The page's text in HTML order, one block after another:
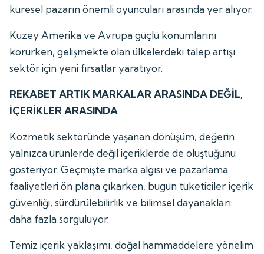
küresel pazarın önemli oyuncuları arasında yer alıyor.
Kuzey Amerika ve Avrupa güçlü konumlarını
korurken, gelişmekte olan ülkelerdeki talep artışı
sektör için yeni fırsatlar yaratıyor.
REKABET ARTIK MARKALAR ARASINDA DEĞİL,
İÇERİKLER ARASINDA
Kozmetik sektöründe yaşanan dönüşüm, değerin
yalnızca ürünlerde değil içeriklerde de oluştuğunu
gösteriyor. Geçmişte marka algısı ve pazarlama
faaliyetleri ön plana çıkarken, bugün tüketiciler içerik
güvenliği, sürdürülebilirlik ve bilimsel dayanakları
daha fazla sorguluyor.
Temiz içerik yaklaşımı, doğal hammaddelere yönelim